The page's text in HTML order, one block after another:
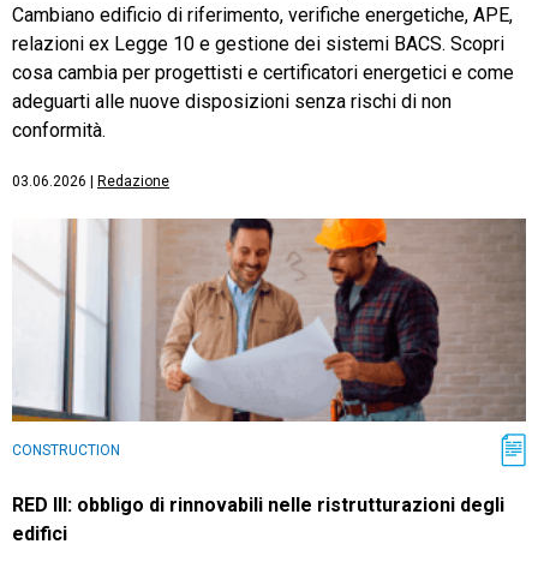
Cambiano edificio di riferimento, verifiche energetiche, APE,
relazioni ex Legge 10 e gestione dei sistemi BACS. Scopri
cosa cambia per progettisti e certificatori energetici e come
adeguarti alle nuove disposizioni senza rischi di non
conformità.
03.06.2026 Redazione
CONSTRUCTION
RED III: obbligo di rinnovabili nelle ristrutturazioni degli
edifici